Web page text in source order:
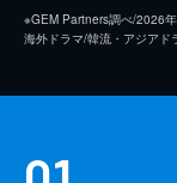
※GEM Partners調べ/2026
海外ドラマ/韓流・アジアド